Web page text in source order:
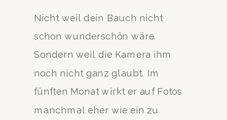
Nicht weil dein Bauch nicht
schon wunderschön wäre.
Sondern weil die Kamera ihm
noch nicht ganz glaubt. Im
fünften Monat wirkt er auf Fotos
manchmal eher wie ein zu